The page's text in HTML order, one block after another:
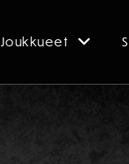
Joukkueet